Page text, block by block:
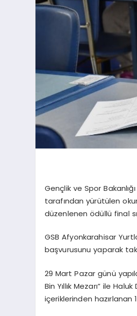
Gençlik ve Spor
tarafından yürütülen
düzenlenen ödüllü final
GSB Afyonkarahisar
başvurusunu yaparak
29 Mart Pazar günü
Bin Yıllık Mezarı” ile
içeriklerinden